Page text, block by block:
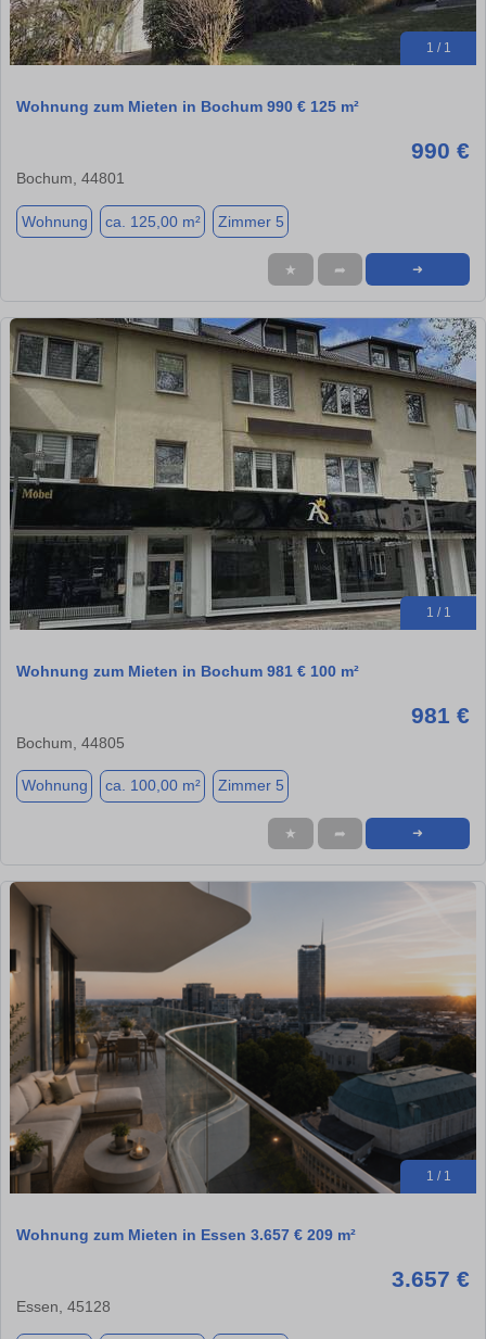
1 / 1
Wohnung zum Mieten in Bochum 990 € 125 m²
990 €
Bochum, 44801
Wohnung ca. 125,00 m² Zimmer 5
★ ➦ ➜
1 / 1
Wohnung zum Mieten in Bochum 981 € 100 m²
981 €
Bochum, 44805
Wohnung ca. 100,00 m² Zimmer 5
★ ➦ ➜
1 / 1
Wohnung zum Mieten in Essen 3.657 € 209 m²
3.657 €
Essen, 45128